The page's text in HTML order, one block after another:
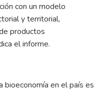
con un modelo
y territorial,
productos
el informe.
bioeconomía en el país es